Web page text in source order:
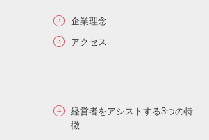
企業理念
アクセス
経営者をアシストする3つの特
徴